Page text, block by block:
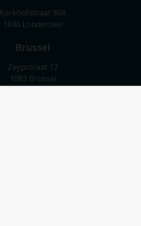
Kerkhofstraat 90A
1840 Londerzeel
Brussel
Zeypstraat 17
1083 Brussel